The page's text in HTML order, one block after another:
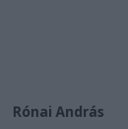
Rónai András